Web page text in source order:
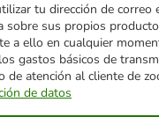
tu dirección de correo
sobre sus propios
a ello en cualquier
gastos básicos de
de atención al cliente de
de datos